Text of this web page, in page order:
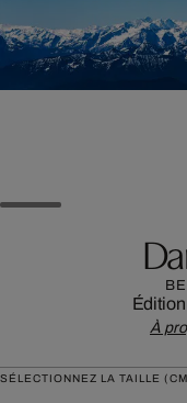
À
SÉLECTIONNEZ LA TAILLE